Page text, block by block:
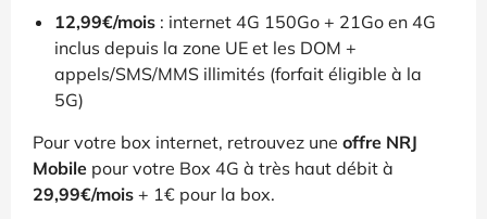
12,99€/mois : internet 4G 150Go + 21Go en 4G
inclus depuis la zone UE et les DOM +
appels/SMS/MMS illimités (forfait éligible à la
5G)
Pour votre box internet, retrouvez une offre NRJ
Mobile pour votre Box 4G à très haut débit à
29,99€/mois + 1€ pour la box.